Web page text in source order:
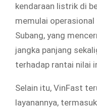
kendaraan listrik di
memulai
Subang, yang
jangka panjang
terhadap rantai nilai
Selain itu, VinFast
layanannya,